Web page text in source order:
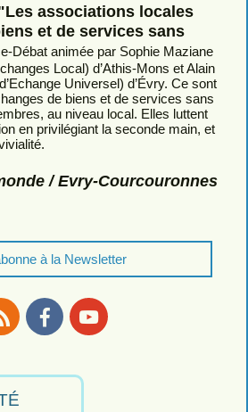
associations locales
et de services sans
Débat animée par Sophie Maziane
Local) d’Athis-Mons et Alain
Universel) d’Évry. Ce sont
de biens et de services sans
au niveau local. Elles luttent
en privilégiant la seconde main, et
/ Evry-Courcouronnes
à la Newsletter